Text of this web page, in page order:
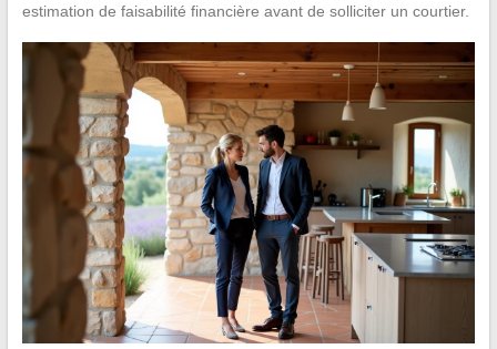
estimation de faisabilité financière avant de solliciter un courtier.